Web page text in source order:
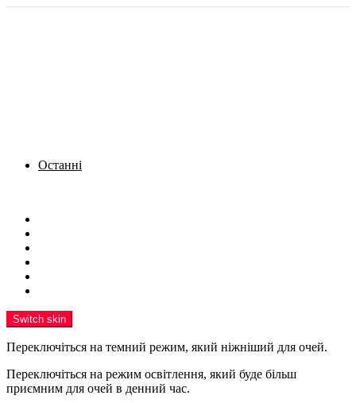
Останні
Switch skin
Переключіться на темний режим, який ніжніший для очей.
Переключіться на режим освітлення, який буде більш
приємним для очей в денний час.